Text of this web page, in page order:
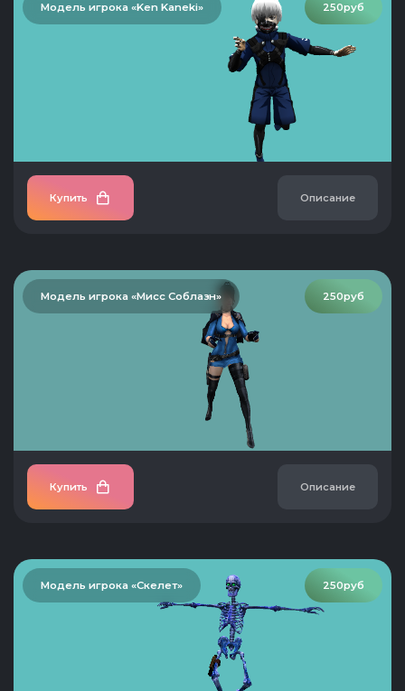
250руб
Модель игрока «Ken Kaneki»
Купить Описание
250руб
Модель игрока «Мисс Соблазн»
Купить Описание
250руб
Модель игрока «Скелет»